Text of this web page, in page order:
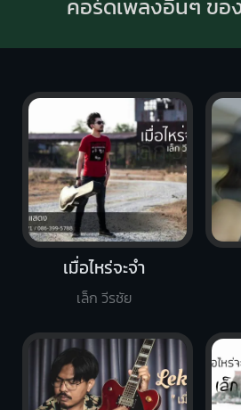
คอร์ดเพลงอื่นๆ ขอ
เมื่อไหร่จะจำ
เล็ก วีรชัย